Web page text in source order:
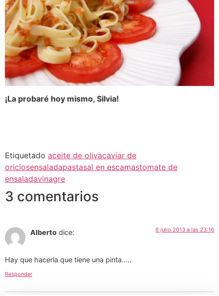
¡La probaré hoy mismo, Silvia!
Etiquetado aceite de olivacaviar de
oriciosensaladapastasal en escamastomate de
ensaladavinagre
3 comentarios
Alberto dice: 6 julio 2013 a las 23:16
Hay que hacerla que tiene una pinta…..
Responder